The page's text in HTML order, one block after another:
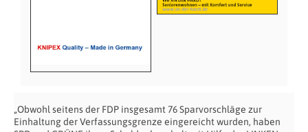
„Obwohl seitens der FDP insgesamt 76 Sparvorschläge zur
Einhaltung der Verfassungsgrenze eingereicht wurden, haben